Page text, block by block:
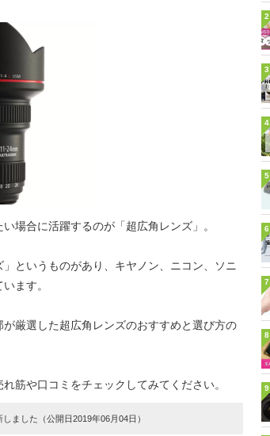
場合に活躍するのが「超広角レンズ」。
というものがあり、キヤノン、ニコン、ソニ
ます。
厳選した超広角レンズのおすすめと選び方の
筋や口コミをチェックしてみてください。
ました（公開日2019年06月04日）
2
3
4
5
6
7
8
9